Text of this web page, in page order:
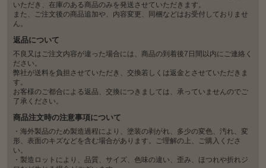
いただき、在庫のある商品のみを発送させていただきます。
また、ご注文後の商品追加や、内容変更、同梱などはお受付しておりませ
ん。
返品について
不良又はご注文内容が違った場合には、商品の到着後7日間以内にご連絡く
ださい。
弊社が送料を負担させていただき、交換若しくは返金とさせていただきま
す。
お客様のご都合による返品、交換につきましては、承っていませんのでご
了承ください。
商品注文時の注意事項について
・海外製品のため製造過程により、塗装の剥がれ、多少の変色、汚れ、変
形、表面のキズなどを含む場合があります。ご理解の上、ご購入くださ
い。
・製造ロットにより、品質、サイズ、色味の違い、歪み、ほつれや折れジ